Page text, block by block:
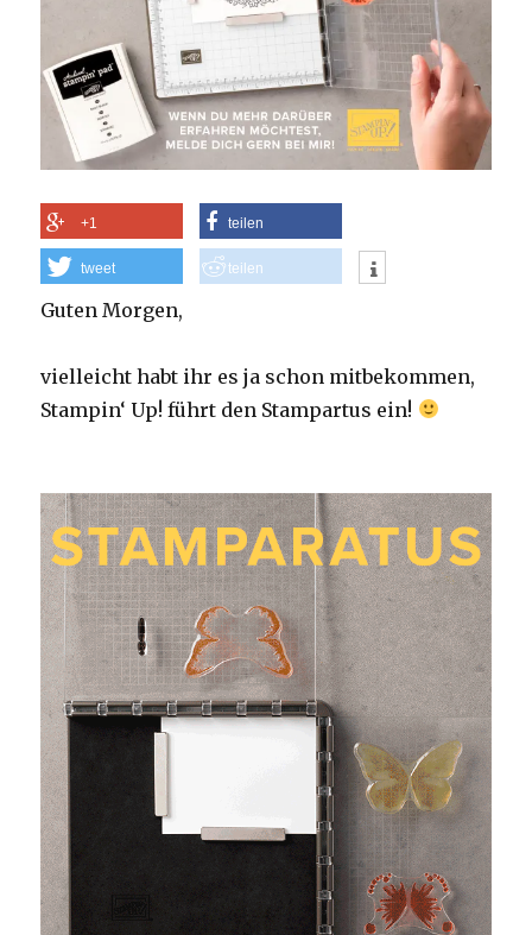
+1 teilen
tweet teilen
Guten Morgen,
vielleicht habt ihr es ja schon mitbekommen,
Stampin‘ Up! führt den Stampartus ein!